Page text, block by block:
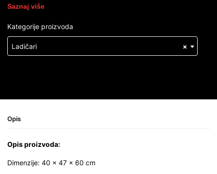
Saznaj više
Kategorije proizvoda
×
Ladičari
Opis
Opis proizvoda:
Dimenzije: 40 × 47 × 60 cm